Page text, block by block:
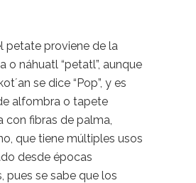
petate proviene de la
o náhuatl “petatl”, aunque
se dice “Pop”, y es
alfombra o tapete
con fibras de palma,
que tiene múltiples usos
desde épocas
pues se sabe que los